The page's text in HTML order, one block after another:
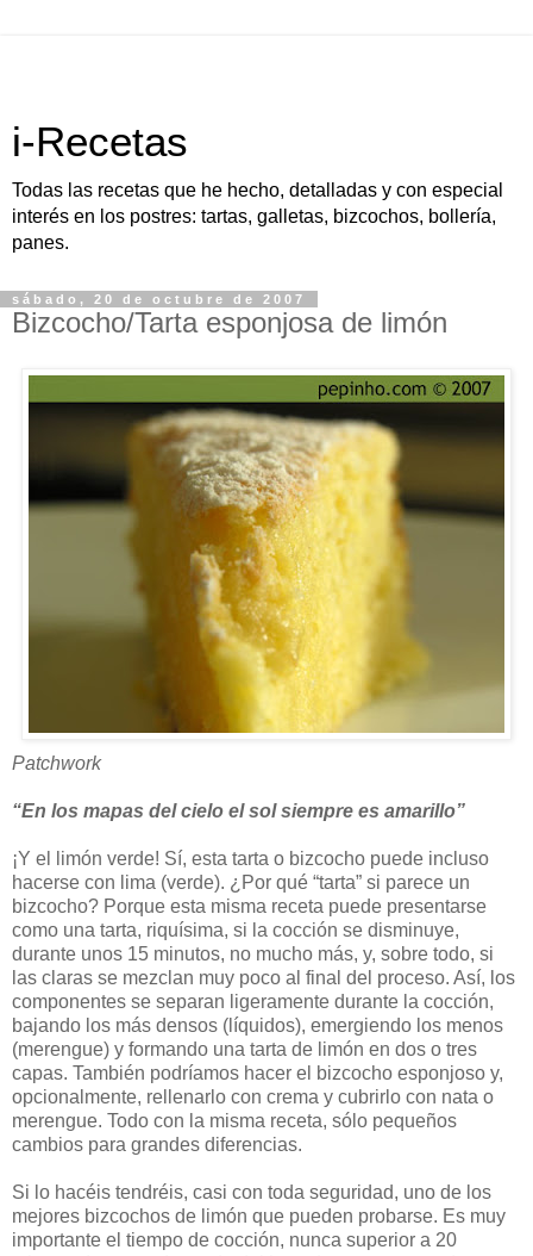
i-Recetas
Todas las recetas que he hecho, detalladas y con especial
interés en los postres: tartas, galletas, bizcochos, bollería,
panes.
sábado, 20 de octubre de 2007
Bizcocho/Tarta esponjosa de limón
Patchwork
“En los mapas del cielo el sol siempre es amarillo”
¡Y el limón verde! Sí, esta tarta o bizcocho puede incluso
hacerse con lima (verde). ¿Por qué “tarta” si parece un
bizcocho? Porque esta misma receta puede presentarse
como una tarta, riquísima, si la cocción se disminuye,
durante unos 15 minutos, no mucho más, y, sobre todo, si
las claras se mezclan muy poco al final del proceso. Así, los
componentes se separan ligeramente durante la cocción,
bajando los más densos (líquidos), emergiendo los menos
(merengue) y formando una tarta de limón en dos o tres
capas. También podríamos hacer el bizcocho esponjoso y,
opcionalmente, rellenarlo con crema y cubrirlo con nata o
merengue. Todo con la misma receta, sólo pequeños
cambios para grandes diferencias.
Si lo hacéis tendréis, casi con toda seguridad, uno de los
mejores bizcochos de limón que pueden probarse. Es muy
importante el tiempo de cocción, nunca superior a 20